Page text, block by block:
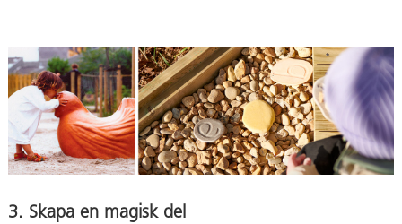
3. Skapa en magisk del